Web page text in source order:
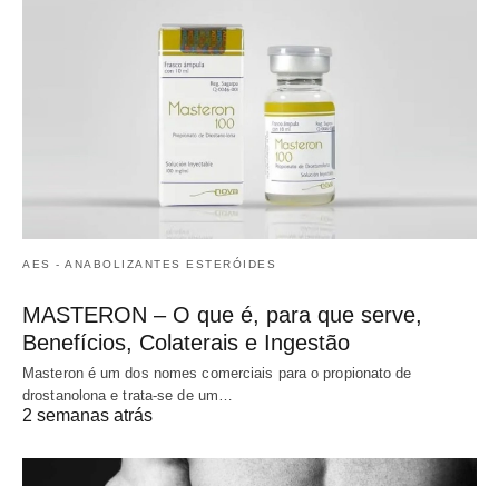
AES - ANABOLIZANTES ESTERÓIDES
MASTERON – O que é, para que serve,
Benefícios, Colaterais e Ingestão
Masteron é um dos nomes comerciais para o propionato de
drostanolona e trata-se de um…
2 semanas atrás